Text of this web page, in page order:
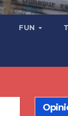
FUN